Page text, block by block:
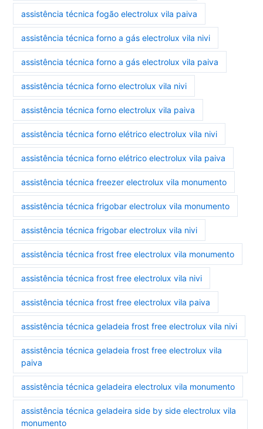
assistência técnica fogão electrolux vila paiva
assistência técnica forno a gás electrolux vila nivi
assistência técnica forno a gás electrolux vila paiva
assistência técnica forno electrolux vila nivi
assistência técnica forno electrolux vila paiva
assistência técnica forno elétrico electrolux vila nivi
assistência técnica forno elétrico electrolux vila paiva
assistência técnica freezer electrolux vila monumento
assistência técnica frigobar electrolux vila monumento
assistência técnica frigobar electrolux vila nivi
assistência técnica frost free electrolux vila monumento
assistência técnica frost free electrolux vila nivi
assistência técnica frost free electrolux vila paiva
assistência técnica geladeia frost free electrolux vila nivi
assistência técnica geladeia frost free electrolux vila
paiva
assistência técnica geladeira electrolux vila monumento
assistência técnica geladeira side by side electrolux vila
monumento